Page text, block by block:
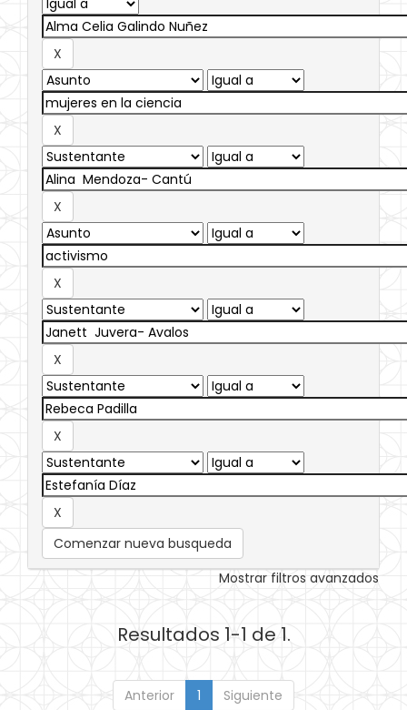
Comenzar nueva busqueda
Mostrar filtros avanzados
Resultados 1-1 de 1.
Anterior 1 Siguiente